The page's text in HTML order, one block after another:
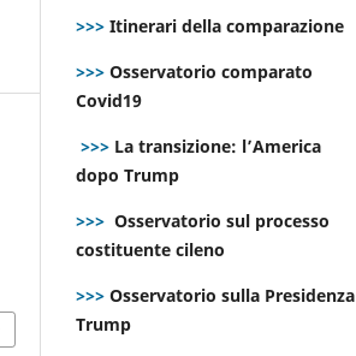
>>> Itinerari della comparazione
>>> Osservatorio comparato
Covid19
>>> La transizione: l’America
dopo Trump
>>> Osservatorio sul processo
costituente cileno
>>> Osservatorio sulla Presidenza
Trump